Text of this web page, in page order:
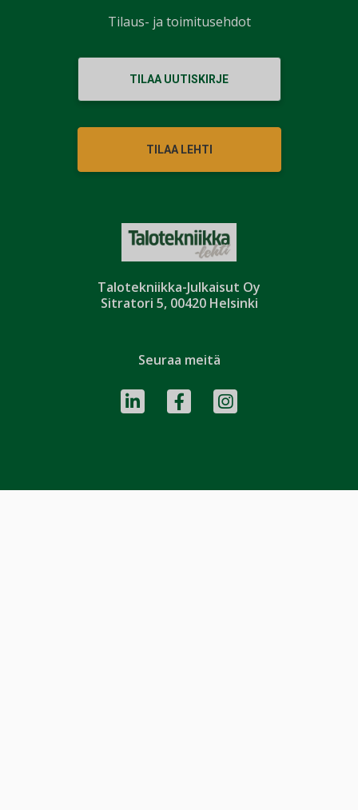
Talotekniikka-Julkaisut Oy
Sitratori 5, 00420 Helsinki
TILAA UUTISKIRJE
TILAA LEHTI
Seuraa meitä
Tilaus- ja toimitusehdot